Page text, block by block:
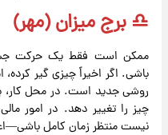
♎️ برج میزان (مهر)
ممکن است فقط یک حرکت
باشی. اگر اخیراً چیزی گیر کرده،
روشی جدید است. در محل کار،
چیز را تغییر دهد. در امور
نیست منتظر زمان کامل